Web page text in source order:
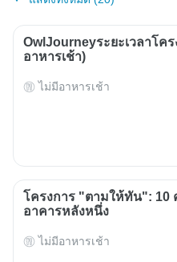
OwlJourneyระยะเวลาโค
อาหารเช้า)
ไม่มีอาหารเช้า
โครงการ "ตามให้ทัน": 10
อาคารหลังหนึ่ง
ไม่มีอาหารเช้า